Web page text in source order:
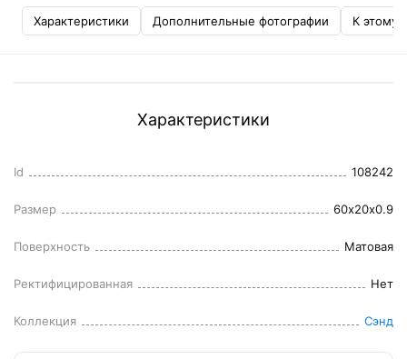
Характеристики Дополнительные фотографии К этому
Характеристики
Id 108242
Размер 60x20x0.9
Поверхность Матовая
Ректифицированная Нет
Коллекция Сэнд